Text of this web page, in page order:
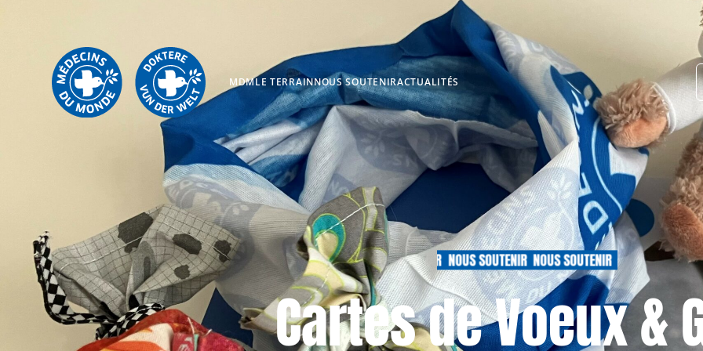
MDMLE TERRAINNOUS SOUTENIRACTUALITÉS BESOIN
NOUS SOUTENIR NOUS SOUTENIR NOUS SOUTENIR
Cartes de Voeux &